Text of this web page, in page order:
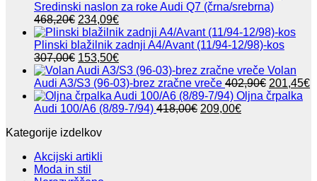
Sredinski naslon za roke Audi Q7 (črna/srebrna)
468,20€ Izvirna
cena
je
bila:
468,20€.
234,09€Trenutna
cena
je:
234,09€.
Plinski blažilnik zadnji A4/Avant (11/94-12/98)-kos
307,00€ Izvirna
cena
je
bila:
307,00€.
153,50€Trenutna
cena
je:
153,50€.
Volan
Audi A3/S3 (96-03)-brez zračne vreče 402,90€ Izvirna
cena
201,45€
Oljna črpalka
Audi 100/A6 (8/89-7/94) 418,00€ Izvirna
209,00€Trenutna
Kategorije izdelkov
Akcijski artikli
Moda in stil